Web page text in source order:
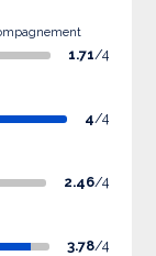
1.71/4
4/4
2.46/4
3.78/4